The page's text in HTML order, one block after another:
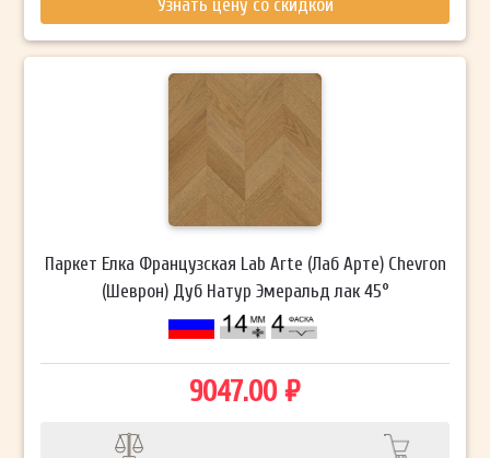
Узнать цену со скидкой
Паркет Елка Французская Lab Arte (Лаб Арте) Chevron
(Шеврон) Дуб Натур Эмеральд лак 45°
9047.00 ₽